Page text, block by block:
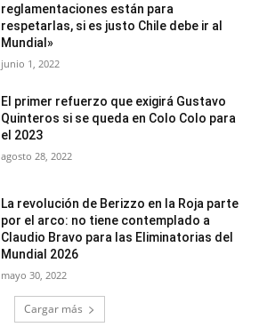
reglamentaciones están para
respetarlas, si es justo Chile debe ir al
Mundial»
junio 1, 2022
El primer refuerzo que exigirá Gustavo
Quinteros si se queda en Colo Colo para
el 2023
agosto 28, 2022
La revolución de Berizzo en la Roja parte
por el arco: no tiene contemplado a
Claudio Bravo para las Eliminatorias del
Mundial 2026
mayo 30, 2022
Cargar más